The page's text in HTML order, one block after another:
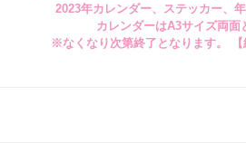
2023年カレンダー、ステッカー、
カレンダーはA3サイズ両面
※なくなり次第終了となります。